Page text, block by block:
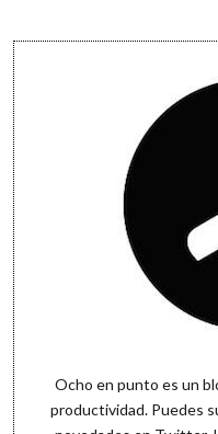
Sidebar
Ocho en punto es un
productividad. Puedes